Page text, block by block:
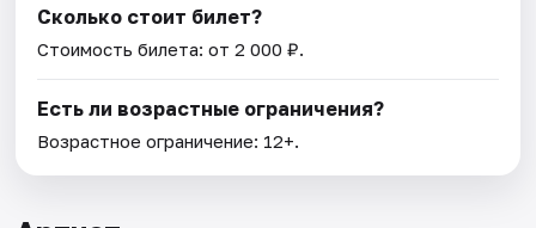
Сколько стоит билет?
Стоимость билета: от 2 000 ₽.
Есть ли возрастные ограничения?
Возрастное ограничение: 12+.